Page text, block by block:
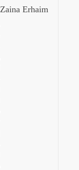
Zaina Erhaim